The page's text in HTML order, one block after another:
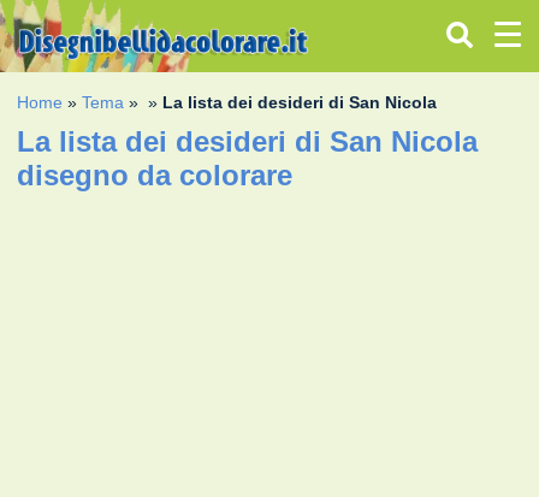
Home »Tema » » La lista dei desideri di San Nicola
La lista dei desideri di San Nicola
disegno da colorare